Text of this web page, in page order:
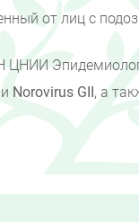
от лиц с
ЦНИИ
и Norovirus GII, а